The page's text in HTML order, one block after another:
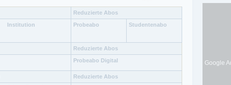
Reduzierte Abos
Institution Probeabo
Studentenabo
Reduzierte Abos
Probeabo Digital
Reduzierte Abos
Google